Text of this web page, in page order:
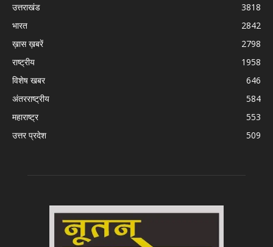
उत्तराखंड
3818
भारत
2842
ख़ास ख़बरें
2798
राष्ट्रीय
1958
विशेष खबर
646
अंतरराष्ट्रीय
584
महाराष्ट्र
553
उत्तर प्रदेश
509